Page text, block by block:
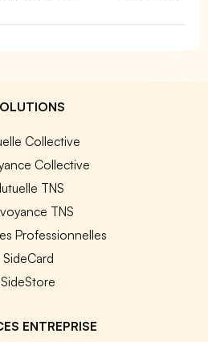
Collective
Collective
TNS
TNS
Professionnelles
SideCard
SideStore
ENTREPRISE